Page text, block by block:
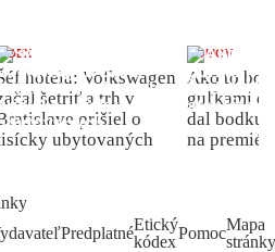
hotela: Volkswagen
šetriť a trh v
prišiel o
ubytovaných
DOMOV
Ako to
guľkami
dal bodku
na
PredplatnéEtický
kódexPomocMapa
stránky